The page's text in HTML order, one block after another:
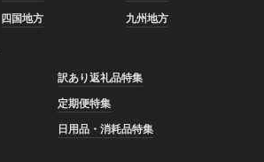
四国地方 九州地方
訳あり返礼品特集
定期便特集
日用品・消耗品特集